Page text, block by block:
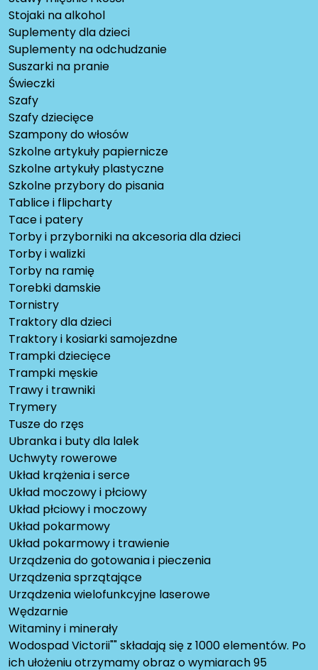
Stojaki na alkohol
Suplementy dla dzieci
Suplementy na odchudzanie
Suszarki na pranie
Świeczki
Szafy
Szafy dziecięce
Szampony do włosów
Szkolne artykuły papiernicze
Szkolne artykuły plastyczne
Szkolne przybory do pisania
Tablice i flipcharty
Tace i patery
Torby i przyborniki na akcesoria dla dzieci
Torby i walizki
Torby na ramię
Torebki damskie
Tornistry
Traktory dla dzieci
Traktory i kosiarki samojezdne
Trampki dziecięce
Trampki męskie
Trawy i trawniki
Trymery
Tusze do rzęs
Ubranka i buty dla lalek
Uchwyty rowerowe
Układ krążenia i serce
Układ moczowy i płciowy
Układ płciowy i moczowy
Układ pokarmowy
Układ pokarmowy i trawienie
Urządzenia do gotowania i pieczenia
Urządzenia sprzątające
Urządzenia wielofunkcyjne laserowe
Wędzarnie
Witaminy i minerały
Wodospad Victorii"" składają się z 1000 elementów. Po
ich ułożeniu otrzymamy obraz o wymiarach 95